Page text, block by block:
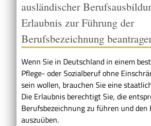
ausländischer
Erlaubnis zur Führung der
Berufsbezeichnung
Wenn Sie in Deutschland in einem
Pflege- oder Sozialberuf ohne
sein wollen, brauchen Sie eine
Die Erlaubnis berechtigt Sie, die
Berufsbezeichnung zu führen und den
auszuüben.